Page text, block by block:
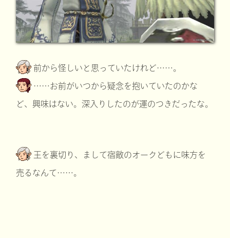
前から怪しいと思っていたけれど……。
……お前がいつから疑念を抱いていたのかな
ど、興味はない。深入りしたのが運のつきだったな。
王を裏切り、まして宿敵のオークどもに味方を
売るなんて……。